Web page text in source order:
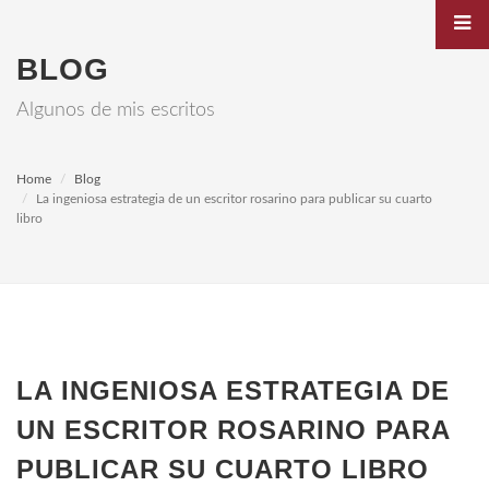
BLOG
Algunos de mis escritos
Home
Blog
La ingeniosa estrategia de un escritor rosarino para publicar su cuarto
libro
LA INGENIOSA ESTRATEGIA DE
UN ESCRITOR ROSARINO PARA
PUBLICAR SU CUARTO LIBRO